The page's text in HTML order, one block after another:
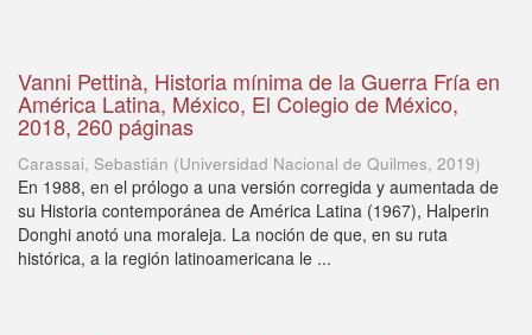
Vanni Pettinà, Historia mínima de la Guerra Fría en
América Latina, México, El Colegio de México,
2018, 260 páginas
Carassai, Sebastián (Universidad Nacional de Quilmes, 2019)
En 1988, en el prólogo a una versión corregida y aumentada de
su Historia contemporánea de América Latina (1967), Halperin
Donghi anotó una moraleja. La noción de que, en su ruta
histórica, a la región latinoamericana le ...